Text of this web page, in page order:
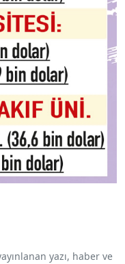
yazı, haber ve